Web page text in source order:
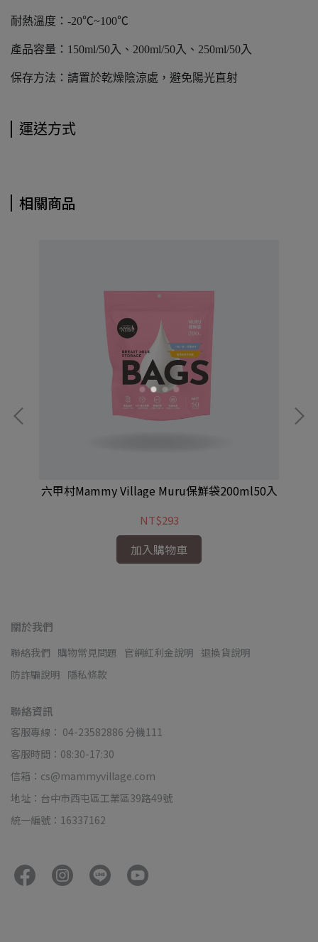
耐熱溫度：-20℃~100℃
產品容量：150ml/50入、200ml/50入、250ml/50入
保存方法：請置於乾燥陰涼處，避免陽光直射
運送方式
相關商品
六甲村Mammy Village Muru保鮮袋200ml50入
NT$293
加入購物車
關於我們
聯絡我們 購物常見問題 官網紅利金說明 退換貨說明
防詐騙說明 隱私條款
聯絡資訊
客服專線： 04-23582886 分機111
客服時間：08:30-17:30
信箱：cs@mammyvillage.com
地址：台中市西屯區工業區39路49號
統一編號：16337162